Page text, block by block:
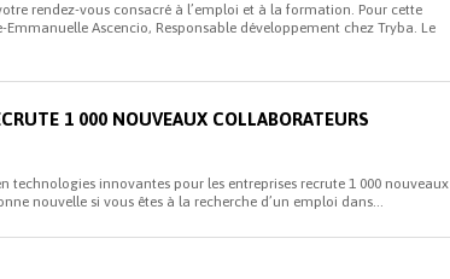
rendez-vous consacré à l’emploi et à la formation. Pour cette
Emmanuelle Ascencio, Responsable développement chez Tryba. Le
1 000 NOUVEAUX COLLABORATEURS
technologies innovantes pour les entreprises recrute 1 000 nouveaux
nouvelle si vous êtes à la recherche d’un emploi dans...